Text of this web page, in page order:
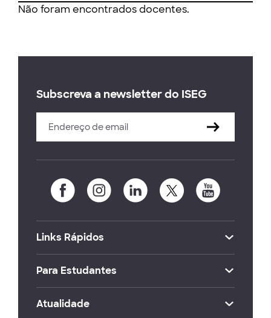
Não foram encontrados docentes.
Subscreva a newsletter do ISEG
Links Rápidos
Para Estudantes
Atualidade